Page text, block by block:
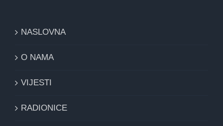
NASLOVNA
O NAMA
VIJESTI
RADIONICE